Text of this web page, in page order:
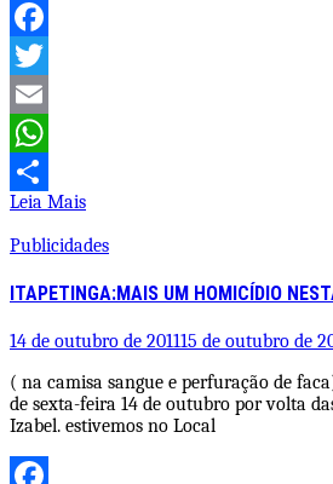
Facebook
Twitter
Email
WhatsApp
Share
Leia Mais
Publicidades
ITAPETINGA:MAIS UM HOMICÍDIO
14 de outubro de 201115 de outubro de
( na camisa sangue e perfuração de
de sexta-feira 14 de outubro por volta
Izabel. estivemos no Local